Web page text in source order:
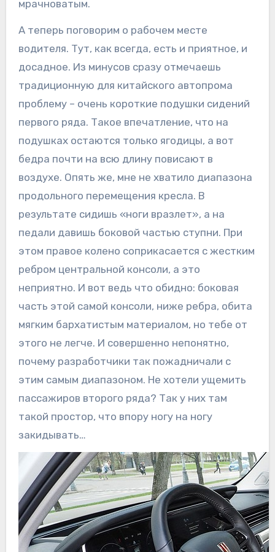
мрачноватым.
А теперь поговорим о рабочем месте
водителя. Тут, как всегда, есть и приятное, и
досадное. Из минусов сразу отмечаешь
традиционную для китайского автопрома
проблему – очень короткие подушки сидений
первого ряда. Такое впечатление, что на
подушках остаются только ягодицы, а вот
бедра почти на всю длину повисают в
воздухе. Опять же, мне не хватило диапазона
продольного перемещения кресла. В
результате сидишь «ноги вразлет», а на
педали давишь боковой частью ступни. При
этом правое колено соприкасается с жестким
ребром центральной консоли, а это
неприятно. И вот ведь что обидно: боковая
часть этой самой консоли, ниже ребра, обита
мягким бархатистым материалом, но тебе от
этого не легче. И совершенно непонятно,
почему разработчики так пожадничали с
этим самым диапазоном. Не хотели ущемить
пассажиров второго ряда? Так у них там
такой простор, что впору ногу на ногу
закидывать…